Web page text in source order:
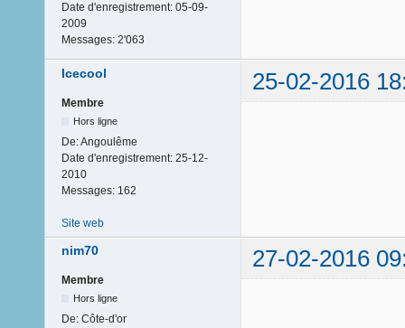
Date d'enregistrement: 05-09-
2009
Messages: 2'063
Icecool 25-02-2016
Membre
Hors ligne
De:Angoulême
Date d'enregistrement: 25-12-
2010
Messages: 162
Site web
nim70 27-02-2016
Membre
Hors ligne
De: Côte-d'or